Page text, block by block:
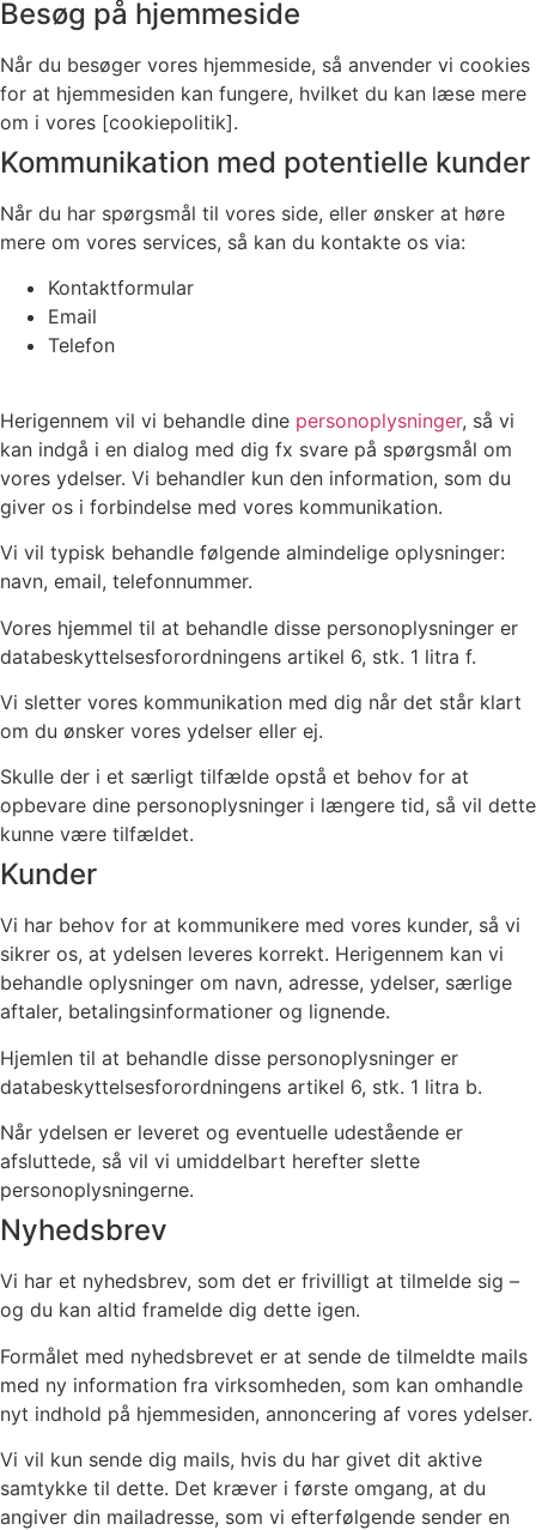
Besøg på hjemmeside
Når du besøger vores hjemmeside, så anvender vi cookies
for at hjemmesiden kan fungere, hvilket du kan læse mere
om i vores [cookiepolitik].
Kommunikation med potentielle kunder
Når du har spørgsmål til vores side, eller ønsker at høre
mere om vores services, så kan du kontakte os via:
Kontaktformular
Email
Telefon
Herigennem vil vi behandle dine personoplysninger, så vi
kan indgå i en dialog med dig fx svare på spørgsmål om
vores ydelser. Vi behandler kun den information, som du
giver os i forbindelse med vores kommunikation.
Vi vil typisk behandle følgende almindelige oplysninger:
navn, email, telefonnummer.
Vores hjemmel til at behandle disse personoplysninger er
databeskyttelsesforordningens artikel 6, stk. 1 litra f.
Vi sletter vores kommunikation med dig når det står klart
om du ønsker vores ydelser eller ej.
Skulle der i et særligt tilfælde opstå et behov for at
opbevare dine personoplysninger i længere tid, så vil dette
kunne være tilfældet.
Kunder
Vi har behov for at kommunikere med vores kunder, så vi
sikrer os, at ydelsen leveres korrekt. Herigennem kan vi
behandle oplysninger om navn, adresse, ydelser, særlige
aftaler, betalingsinformationer og lignende.
Hjemlen til at behandle disse personoplysninger er
databeskyttelsesforordningens artikel 6, stk. 1 litra b.
Når ydelsen er leveret og eventuelle udestående er
afsluttede, så vil vi umiddelbart herefter slette
personoplysningerne.
Nyhedsbrev
Vi har et nyhedsbrev, som det er frivilligt at tilmelde sig –
og du kan altid framelde dig dette igen.
Formålet med nyhedsbrevet er at sende de tilmeldte mails
med ny information fra virksomheden, som kan omhandle
nyt indhold på hjemmesiden, annoncering af vores ydelser.
Vi vil kun sende dig mails, hvis du har givet dit aktive
samtykke til dette. Det kræver i første omgang, at du
angiver din mailadresse, som vi efterfølgende sender en